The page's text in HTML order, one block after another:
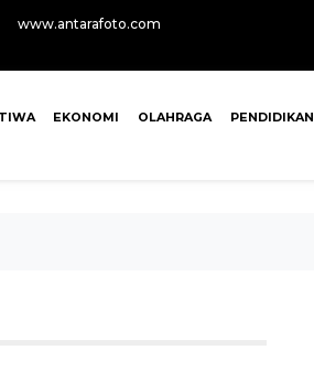
www.antarafoto.com
EKONOMI OLAHRAGA PENDIDIKAN